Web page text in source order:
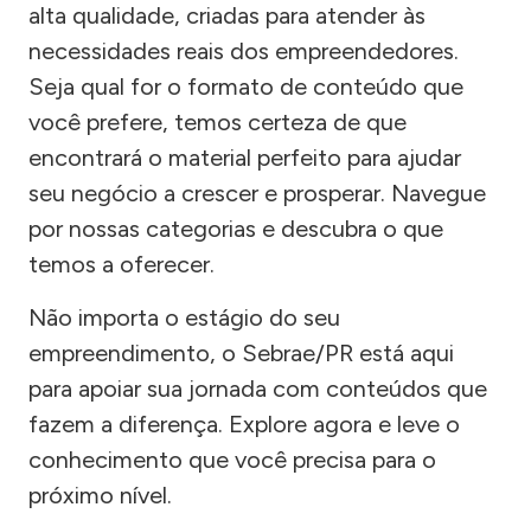
alta qualidade, criadas para atender às
necessidades reais dos empreendedores.
Seja qual for o formato de conteúdo que
você prefere, temos certeza de que
encontrará o material perfeito para ajudar
seu negócio a crescer e prosperar. Navegue
por nossas categorias e descubra o que
temos a oferecer.
Não importa o estágio do seu
empreendimento, o Sebrae/PR está aqui
para apoiar sua jornada com conteúdos que
fazem a diferença. Explore agora e leve o
conhecimento que você precisa para o
próximo nível.